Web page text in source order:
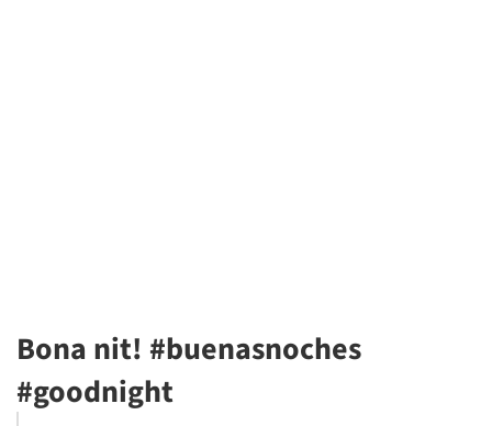
Bona nit! #buenasnoches
#goodnight